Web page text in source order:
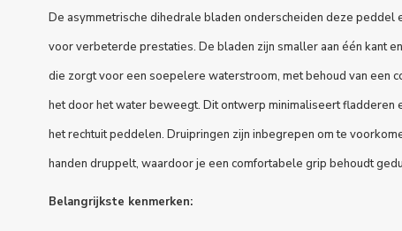
De asymmetrische dihedrale bladen onderscheiden deze peddel
voor verbeterde prestaties. De bladen zijn smaller aan één kant
die zorgt voor een soepelere waterstroom, met behoud van een
het door het water beweegt. Dit ontwerp minimaliseert fladderen
het rechtuit peddelen. Druipringen zijn inbegrepen om te
handen druppelt, waardoor je een comfortabele grip behoudt
Belangrijkste kenmerken: